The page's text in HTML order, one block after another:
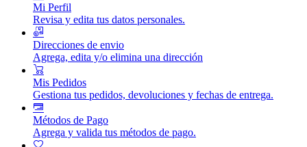
Mi Perfil
Revisa y edita tus datos personales.
Direcciones de envio
Agrega, edita y/o elimina una dirección
Mis Pedidos
Gestiona tus pedidos, devoluciones y fechas de entrega.
Métodos de Pago
Agrega y valida tus métodos de pago.